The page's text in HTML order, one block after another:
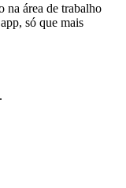
na área de trabalho
só que mais